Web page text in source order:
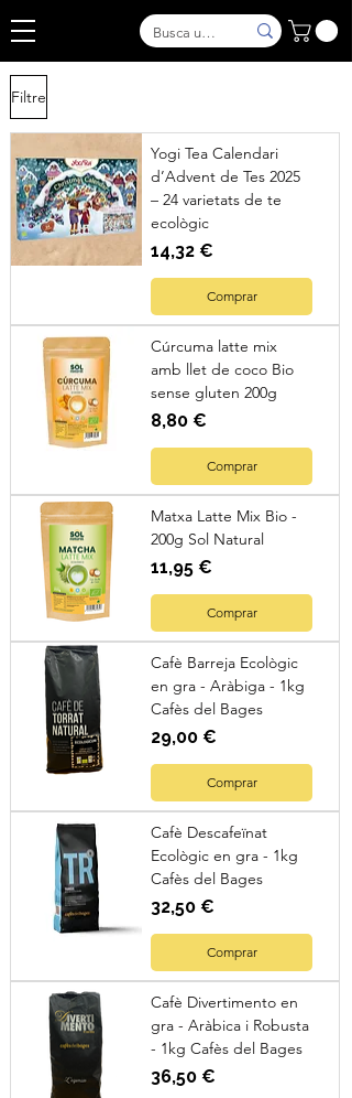
Filtre
Yogi Tea Calendari
d’Advent de Tes 2025
– 24 varietats de te
ecològic
Preu
14,32 €
Comprar
Cúrcuma latte mix
amb llet de coco Bio
sense gluten 200g
Preu
8,80 €
Comprar
Matxa Latte Mix Bio -
200g Sol Natural
Preu
11,95 €
Comprar
Cafè Barreja Ecològic
en gra - Aràbiga - 1kg
Cafès del Bages
Preu
29,00 €
Comprar
Cafè Descafeïnat
Ecològic en gra - 1kg
Cafès del Bages
Preu
32,50 €
Comprar
Cafè Divertimento en
gra - Aràbica i Robusta
- 1kg Cafès del Bages
Preu
36,50 €